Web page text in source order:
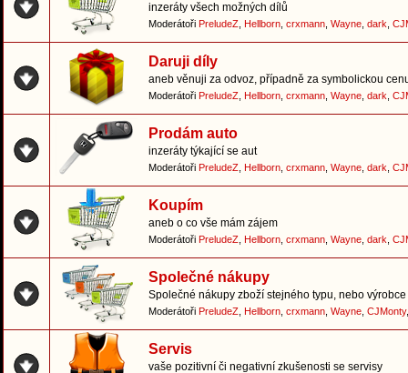
inzeráty všech možných dílů
Moderátoři PreludeZ Hellborn crxmann Wayne dark
Daruji díly
aneb věnuji za odvoz, případně za symbolickou
Moderátoři PreludeZ Hellborn crxmann Wayne dark
Prodám auto
inzeráty týkající se aut
Moderátoři PreludeZ Hellborn crxmann Wayne dark
Koupím
aneb o co vše mám zájem
Moderátoři PreludeZ Hellborn crxmann Wayne dark
Společné nákupy
Společné nákupy zboží stejného typu, nebo
Moderátoři PreludeZ Hellborn crxmann Wayne CJMonty
Servis
vaše pozitivní či negativní zkušenosti se servisy